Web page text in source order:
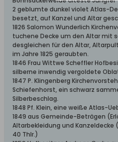
2 geblumte dunkel violet Atlas-
besetzt, auf Kanzel und Altar
1826 Salomon Wunderlich
tuchene Decke um den Altar mit
desgleichen für den Altar,
im Jahre 1825 geraubten.
1846 Frau Wittwe Scheffler
silberne inwendig vergoldete
1847 P. Klingenberg
Schiefenhorst, ein schwarz
Silberbeschlag.
1848 Pf. Klein, eine weiße Atlas-
1849 aus Gemeinde-Beträgen
Altarbekleidung und Kanzeldecke
40 Thlr.)